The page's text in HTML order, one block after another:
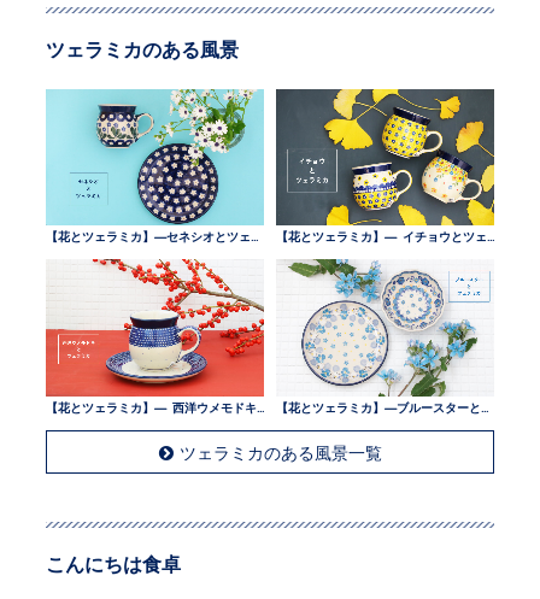
ツェラミカのある風景
ツェラミカのある風景一覧
こんにちは食卓